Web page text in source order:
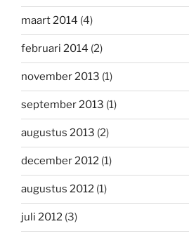
maart 2014 (4)
februari 2014 (2)
november 2013 (1)
september 2013 (1)
augustus 2013 (2)
december 2012 (1)
augustus 2012 (1)
juli 2012 (3)